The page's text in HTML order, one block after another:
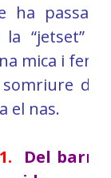
ha passat,
“jetset” i
mica i fem
de
el nas.
Del barri